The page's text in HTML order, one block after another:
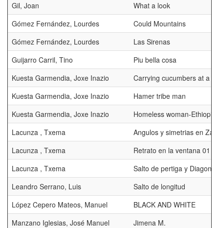
Gil, Joan
What a look
Gómez Fernández, Lourdes
Could Mountains
Gómez Fernández, Lourdes
Las Sirenas
Guijarro Carril, Tino
Piu bella cosa
Kuesta Garmendia, Joxe Inazio
Carrying cucumbers at a
Kuesta Garmendia, Joxe Inazio
Hamer tribe man
Kuesta Garmendia, Joxe Inazio
Homeless woman-Ethiopia
Lacunza , Txema
Angulos y simetrias en
Lacunza , Txema
Retrato en la ventana 01
Lacunza , Txema
Salto de pertiga y Diagonal
Leandro Serrano, Luis
Salto de longitud
López Cepero Mateos, Manuel
BLACK AND WHITE
Manzano Iglesias, José Manuel
Jimena M.